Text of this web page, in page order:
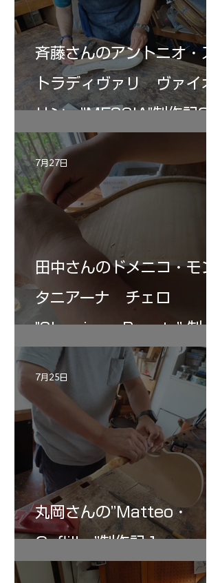
斉藤さんのアントニオ・ス
トラディヴァリ ヴァイオ
リン ”MESSIA"制作記33
田中さんのドメニコ・モン
タニアーナ チェロ
"Sleeping・Beauty” 制作
記 30
7月27日
丸岡さんの”Matteo・
Gofliller”制作記１
7月25日